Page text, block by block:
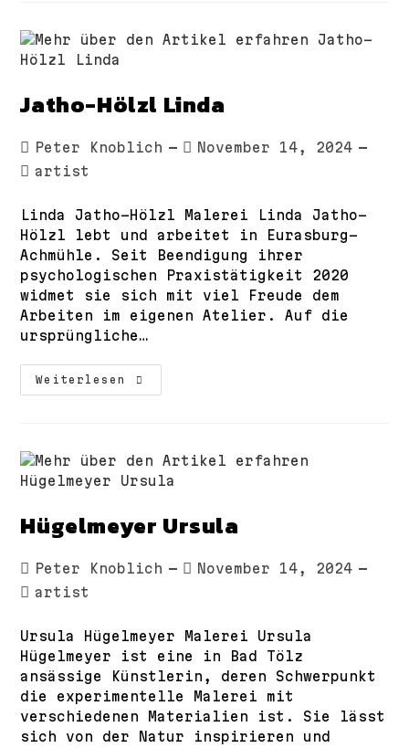
Jatho-Hölzl Linda
Beitrags-
Autor:
Peter Knoblich
Beitrag
November 14, 2024
Beitrags-
artist
Linda Jatho-Hölzl Malerei Linda Jatho-
Hölzl lebt und arbeitet in Eurasburg-
Achmühle. Seit Beendigung ihrer
psychologischen Praxistätigkeit 2020
widmet sie sich mit viel Freude dem
Arbeiten im eigenen Atelier. Auf die
ursprüngliche…
Weiterlesen
Jatho-
Hölzl
Hügelmeyer Ursula
Beitrags-
Autor:
Peter Knoblich
Beitrag
November 14, 2024
Beitrags-
artist
Ursula Hügelmeyer Malerei Ursula
Hügelmeyer ist eine in Bad Tölz
ansässige Künstlerin, deren Schwerpunkt
die experimentelle Malerei mit
verschiedenen Materialien ist. Sie lässt
sich von der Natur inspirieren und